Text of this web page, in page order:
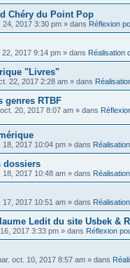
Chéry du Point Pop
24, 2017 3:30 pm » dans Réflexion
22, 2017 9:14 pm » dans Réalisation
"Livres"
22, 2017 2:28 am » dans
genres RTBF
20, 2017 8:07 am » dans
18, 2017 10:04 pm » dans
dossiers
18, 2017 10:48 am » dans
17, 2017 10:51 am » dans
Ledit du site Usbek &
2017 3:33 pm » dans Réflexion
oct. 10, 2017 8:57 am » dans